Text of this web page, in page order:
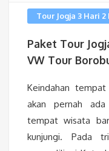
Tour Jogja 3 Hari
Paket Tour
VW Tour
Keindahan
akan pernah ada
tempat wisata
kunjungi. Pada